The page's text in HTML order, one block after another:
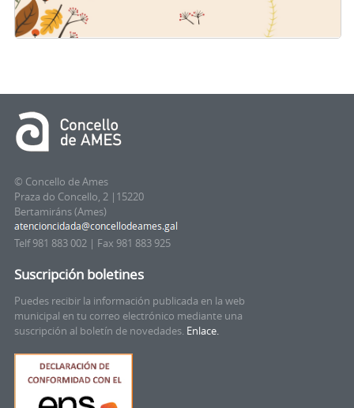
© Concello de Ames
Praza do Concello, 2 |15220
Bertamiráns (Ames)
Telf 981 883 002 | Fax 981 883 925
Suscripción boletines
Puedes recibir la información publicada en la web
municipal en tu correo electrónico mediante una
suscripción al boletín de novedades. Enlace.